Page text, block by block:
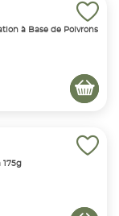
à Base de Poivrons
175g